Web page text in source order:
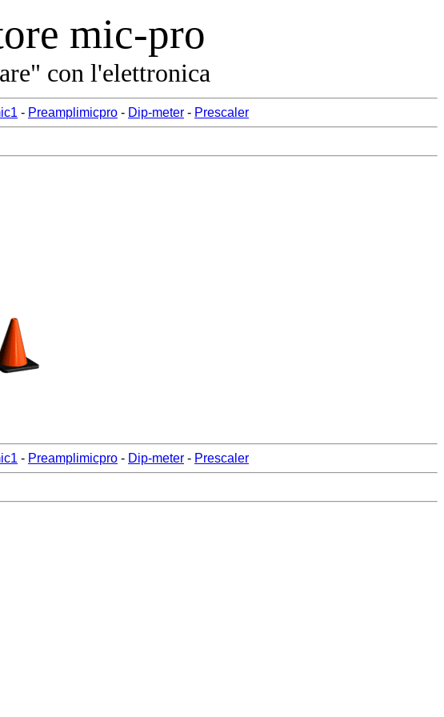
mic-pro
con l'elettronica
- Preamplimicpro - Dip-meter - Prescaler
- Preamplimicpro - Dip-meter - Prescaler